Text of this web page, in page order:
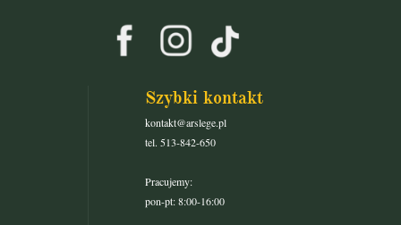
Szybki kontakt
kontakt@arslege.pl
tel. 513-842-650
Pracujemy:
pon-pt: 8:00-16:00